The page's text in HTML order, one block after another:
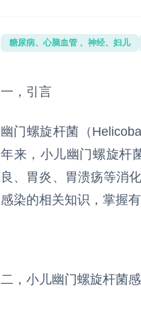
糖尿病、心脑血管 、神经、妇儿
一，引言
幽门螺旋杆菌（
年来，小儿幽门螺旋杆
良、胃炎、胃溃疡等消
感染的相关知识，掌握
二，小儿幽门螺旋杆菌